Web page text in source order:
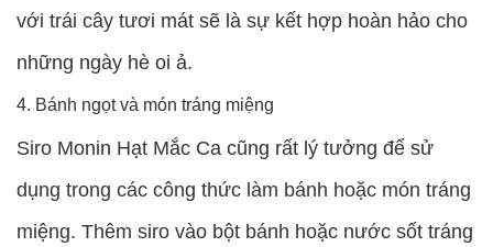
với trái cây tươi mát sẽ là sự kết hợp hoàn hảo cho
những ngày hè oi ả.
4. Bánh ngọt và món tráng miệng
Siro Monin Hạt Mắc Ca cũng rất lý tưởng để sử
dụng trong các công thức làm bánh hoặc món tráng
miệng. Thêm siro vào bột bánh hoặc nước sốt tráng